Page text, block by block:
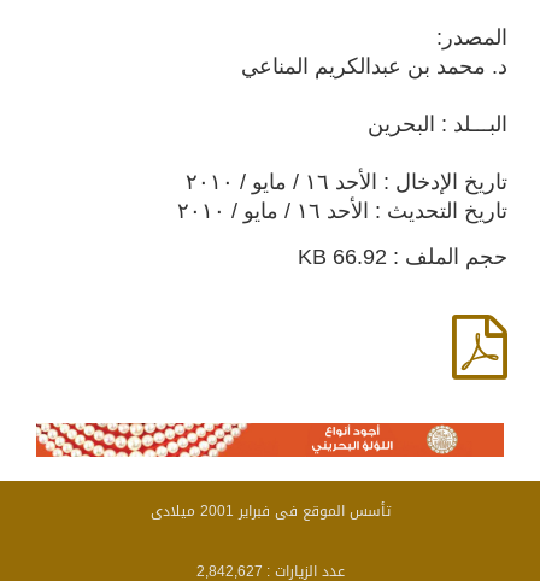
المصدر:
د. محمد بن عبدالكريم المناعي
البـــلد : البحرين
تاريخ الإدخال : الأحد ١٦ / مايو / ٢٠١٠
تاريخ التحديث : الأحد ١٦ / مايو / ٢٠١٠
حجم الملف : 66.92 KB
تأسس الموقع فى فبراير 2001 ميلادى
عدد الزيارات : 2,842,627